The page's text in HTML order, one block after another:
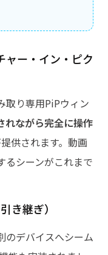
ャー・イン・ピク
取り専用PiPウィン
れながら完全に操作
供されます。動画
るシーンがこれまで
き継ぎ）
のデバイスへシーム